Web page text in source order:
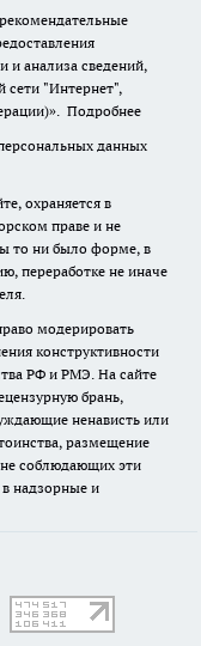
и анализа сведений,
сети "Интернет",
Подробнее
данных
охраняется в
праве и не
то ни было форме, в
переработке не иначе
модерировать
конструктивности
РФ и РМЭ. На сайте
брань,
ненависть или
размещение
соблюдающих эти
надзорные и